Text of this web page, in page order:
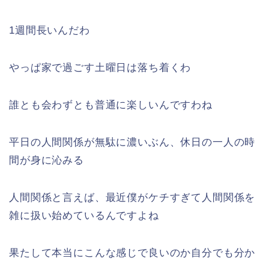
1週間長いんだわ
やっぱ家で過ごす土曜日は落ち着くわ
誰とも会わずとも普通に楽しいんですわね
平日の人間関係が無駄に濃いぶん、休日の一人の時
間が身に沁みる
人間関係と言えば、最近僕がケチすぎて人間関係を
雑に扱い始めているんですよね
果たして本当にこんな感じで良いのか自分でも分か